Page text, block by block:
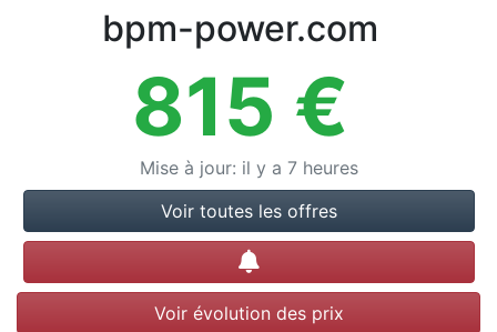
bpm-power.com
815 €
Mise à jour: il y a 7 heures
Voir toutes les offres
Créer une alerte
Voir évolution des prix